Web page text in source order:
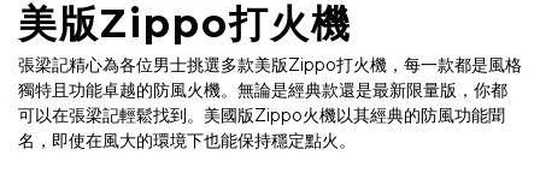
美版Zippo打火機
張梁記精心為各位男士挑選多款美版Zippo打火機，每一款都是風格
獨特且功能卓越的防風火機。無論是經典款還是最新限量版，你都
可以在張梁記輕鬆找到。美國版Zippo火機以其經典的防風功能聞
名，即使在風大的環境下也能保持穩定點火。